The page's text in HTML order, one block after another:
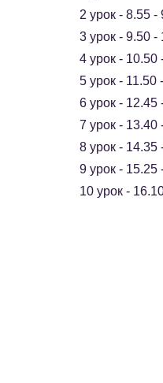
2 урок - 8.55 -
3 урок - 9.50 -
4 урок - 10.50
5 урок - 11.50
6 урок - 12.45
7 урок - 13.40
8 урок - 14.35
9 урок - 15.25
10 урок -